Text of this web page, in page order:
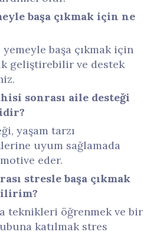
başa çıkmak için ne
başa çıkmak için
geliştirebilir ve destek
sonrası aile desteği
yaşam tarzı
uyum sağlamada
eder.
stresle başa çıkmak
teknikleri öğrenmek ve bir
katılmak stres